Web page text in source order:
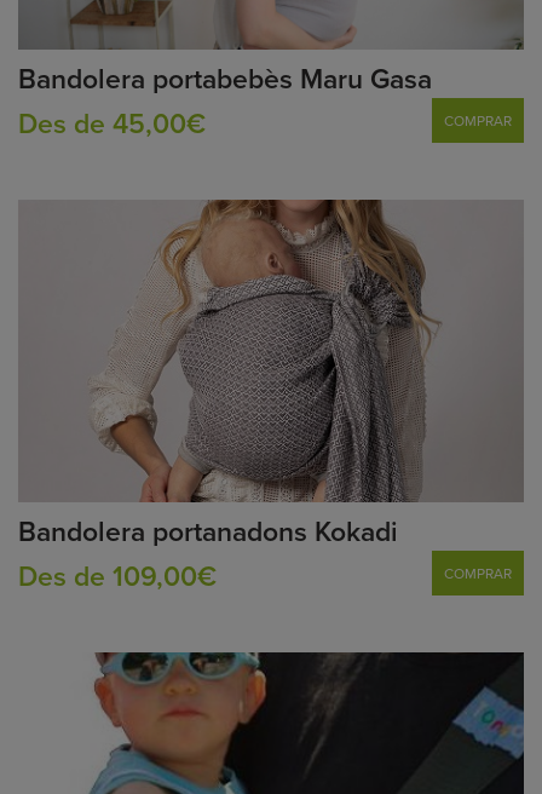
Bandolera portabebès Maru Gasa
Des de 45,00€
COMPRAR
Bandolera portanadons Kokadi
Des de 109,00€
COMPRAR